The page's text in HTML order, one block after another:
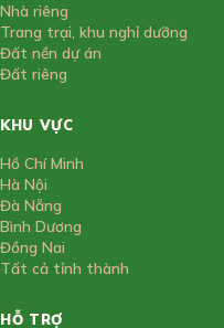
Nhà riêng
Trang trại, khu nghỉ dưỡng
Đất nền dự án
Đất riêng
KHU VỰC
Hồ Chí Minh
Hà Nội
Đà Nẵng
Bình Dương
Đồng Nai
Tất cả tỉnh thành
HỖ TRỢ